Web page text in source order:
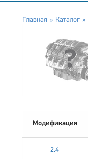
Главная Каталог
Модификация
2.4